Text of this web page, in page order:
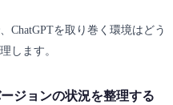
ChatGPTを取り巻く環境はどう
します。
ジョンの状況を整理する